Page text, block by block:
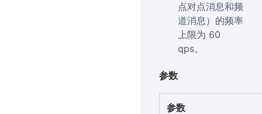
点对点消息和频
道消息）的频率
上限为 60
qps。
参数
参数